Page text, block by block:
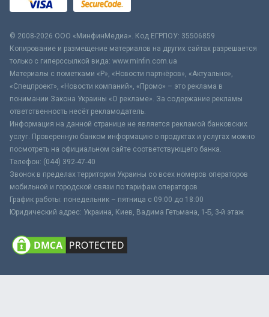
© 2008-2026 ООО «МинфинМедиа». Код ЕГРПОУ: 35506859
Копирование и размещение материалов на других сайтах разрешается
только с гиперссылкой вида: www.minfin.com.ua
Материалы с пометками «Р», «Новости партнёров», «Актуально»,
«Спецпроект», «Новости компаний», «Промо» – это реклама в
понимании Закона Украины «О рекламе». За содержание рекламы
ответственность несёт рекламодатель.
Информация на данной странице не является рекламой банковских
услуг. Проверенную банком информацию о продуктах и услугах можно
посмотреть на официальном сайте соответствующего банка.
Телефон: (044) 392-47-40
Звонок в пределах территории Украины со всех номеров операторов
мобильной и городской связи по тарифам операторов
График работы: понедельник – пятница с 09:00 до 18:00
Юридический адрес: Украина, Киев, Вадима Гетьмана, 1-Б, 3-й этаж